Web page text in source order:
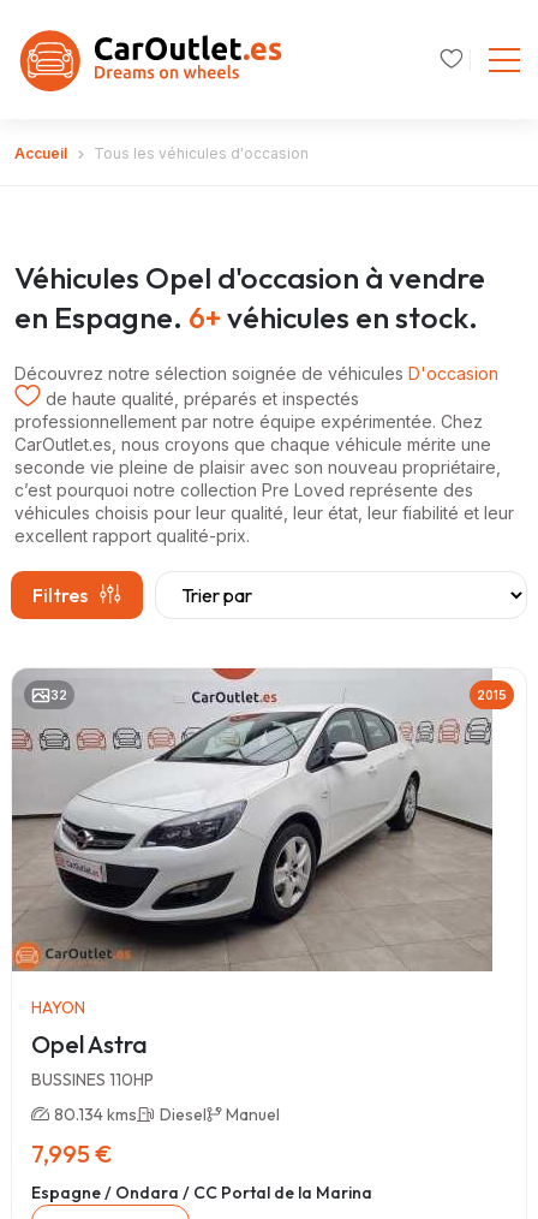
Accueil Tous les véhicules d'occasion
Véhicules Opel d'occasion à vendre
en Espagne. 6+véhicules en stock.
Découvrez notre sélection soignée de véhicules D'occasion
de haute qualité, préparés et inspectés
professionnellement par notre équipe expérimentée. Chez
CarOutlet.es, nous croyons que chaque véhicule mérite une
seconde vie pleine de plaisir avec son nouveau propriétaire,
c’est pourquoi notre collection Pre Loved représente des
véhicules choisis pour leur qualité, leur état, leur fiabilité et leur
excellent rapport qualité-prix.
Filtres
32 2015
HAYON
Opel Astra
BUSSINES 110HP
80.134 kms
Diesel Manuel
7,995 €
Espagne / Ondara / CC Portal de la Marina